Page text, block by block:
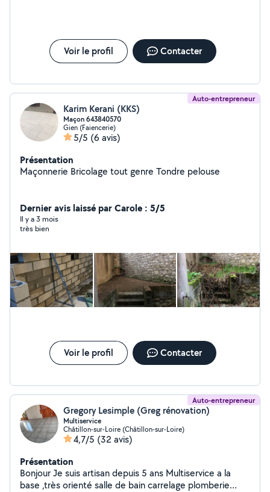
Voir le profil Contacter
Auto-entrepreneur
Karim Kerani (KKS)
Maçon 643840570
Gien (Faiencerie)
5/5 (6 avis)
Présentation
Maçonnerie Bricolage tout genre Tondre pelouse
Dernier avis laissé par Carole : 5/5
Il y a 3 mois
très bien
Voir le profil Contacter
Auto-entrepreneur
Gregory Lesimple (Greg rénovation)
Multiservice
Châtillon-sur-Loire (Châtillon-sur-Loire)
4,7/5 (32 avis)
Présentation
Bonjour Je suis artisan depuis 5 ans Multiservice a la
base ,très orienté salle de bain carrelage plomberie